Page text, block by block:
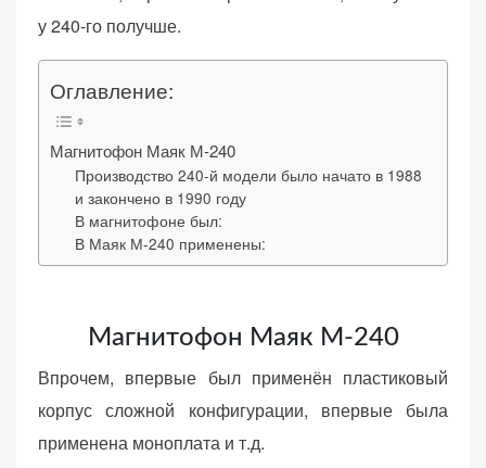
у 240-го получше.
Оглавление:
Магнитофон Маяк М-240
Производство 240-й модели было начато в 1988
и закончено в 1990 году
В магнитофоне был:
В Маяк М-240 применены:
Магнитофон Маяк М-240
Впрочем, впервые был применён пластиковый
корпус сложной конфигурации, впервые была
применена моноплата и т.д.
все»
«Настройки
cookie»
Обязательные
(технические)
Необходимы для
работы сайта.
Сохраняют
настройки,
необходимы для
функционирования
веб-сайта.